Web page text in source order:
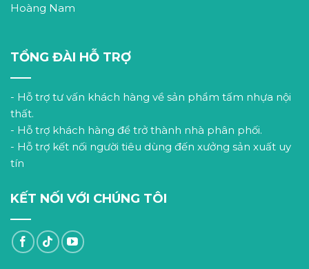
Hoàng Nam
TỔNG ĐÀI HỖ TRỢ
- Hỗ trợ tư vấn khách hàng về sản phẩm tấm nhựa nội
thất.
- Hỗ trợ khách hàng để trở thành nhà phân phối.
- Hỗ trợ kết nối người tiêu dùng đến xưởng sản xuất uy
tín
KẾT NỐI VỚI CHÚNG TÔI